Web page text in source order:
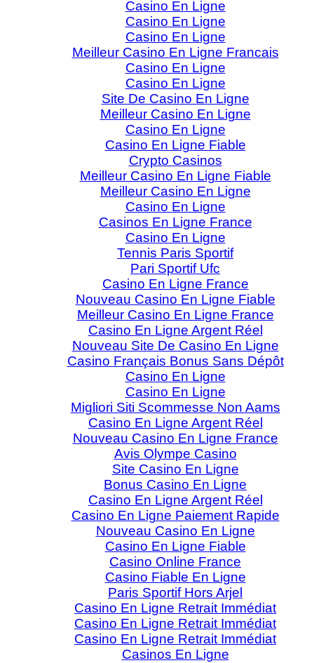
Casino En Ligne
Casino En Ligne
Casino En Ligne
Meilleur Casino En Ligne Francais
Casino En Ligne
Casino En Ligne
Site De Casino En Ligne
Meilleur Casino En Ligne
Casino En Ligne
Casino En Ligne Fiable
Crypto Casinos
Meilleur Casino En Ligne Fiable
Meilleur Casino En Ligne
Casino En Ligne
Casinos En Ligne France
Casino En Ligne
Tennis Paris Sportif
Pari Sportif Ufc
Casino En Ligne France
Nouveau Casino En Ligne Fiable
Meilleur Casino En Ligne France
Casino En Ligne Argent Réel
Nouveau Site De Casino En Ligne
Casino Français Bonus Sans Dépôt
Casino En Ligne
Casino En Ligne
Migliori Siti Scommesse Non Aams
Casino En Ligne Argent Réel
Nouveau Casino En Ligne France
Avis Olympe Casino
Site Casino En Ligne
Bonus Casino En Ligne
Casino En Ligne Argent Réel
Casino En Ligne Paiement Rapide
Nouveau Casino En Ligne
Casino En Ligne Fiable
Casino Online France
Casino Fiable En Ligne
Paris Sportif Hors Arjel
Casino En Ligne Retrait Immédiat
Casino En Ligne Retrait Immédiat
Casino En Ligne Retrait Immédiat
Casinos En Ligne